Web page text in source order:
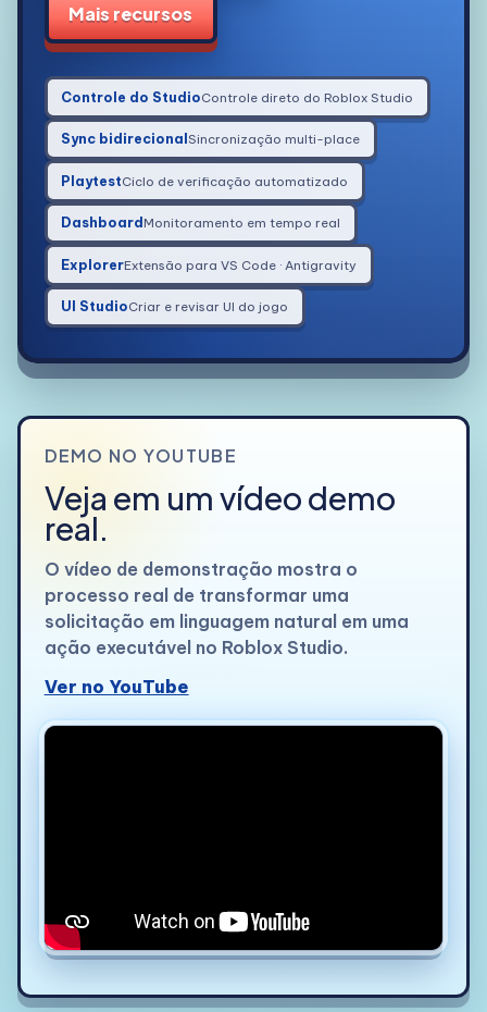
Mais recursos
Controle do StudioControle direto do Roblox Studio
Sync bidirecional Sincronização multi-place
PlaytestCiclo de verificação automatizado
Dashboard Monitoramento em tempo real
ExplorerExtensão para VS Code · Antigravity
UI StudioCriar e revisar UI do jogo
DEMO NO YOUTUBE
Veja em um vídeo demo
real.
O vídeo de demonstração mostra o
processo real de transformar uma
solicitação em linguagem natural em uma
ação executável no Roblox Studio.
Ver no YouTube